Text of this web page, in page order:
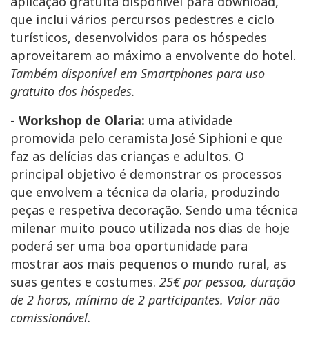
que inclui vários percursos pedestres e ciclo
turísticos, desenvolvidos para os hóspedes
aproveitarem ao máximo a envolvente do hotel.
Também disponível em Smartphones para uso
gratuito dos hóspedes.
- Workshop de Olaria: uma atividade
promovida pelo ceramista José Siphioni e que
faz as delícias das crianças e adultos. O
principal objetivo é demonstrar os processos
que envolvem a técnica da olaria, produzindo
peças e respetiva decoração. Sendo uma técnica
milenar muito pouco utilizada nos dias de hoje
poderá ser uma boa oportunidade para
mostrar aos mais pequenos o mundo rural, as
suas gentes e costumes. 25€ por pessoa, duração
de 2 horas, mínimo de 2 participantes. Valor não
comissionável.